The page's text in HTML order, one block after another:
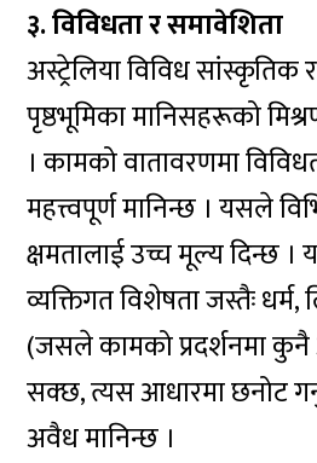
३. विविधता र समावेशिता
अस्ट्रेलिया विविध सांस्कृतिक
पृष्ठभूमिका मानिसहरूको
। कामको वातावरणमा
महत्त्वपूर्ण मानिन्छ । यसले
क्षमतालाई उच्च मूल्य दिन्छ ।
व्यक्तिगत विशेषता जस्तैः धर्म,
(जसले कामको प्रदर्शनमा
सक्छ, त्यस आधारमा छनोट
अवैध मानिन्छ ।